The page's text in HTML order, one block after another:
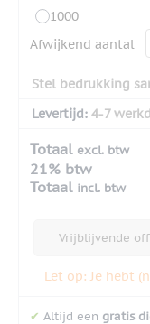
1000
Afwijkend aantal
Stel bedrukking
Levertijd: 4-7
Totaal excl. btw
21% btw
Totaal incl. btw
Vrijblijvende
Let op: Je hebt
✔ Altijd een gratis